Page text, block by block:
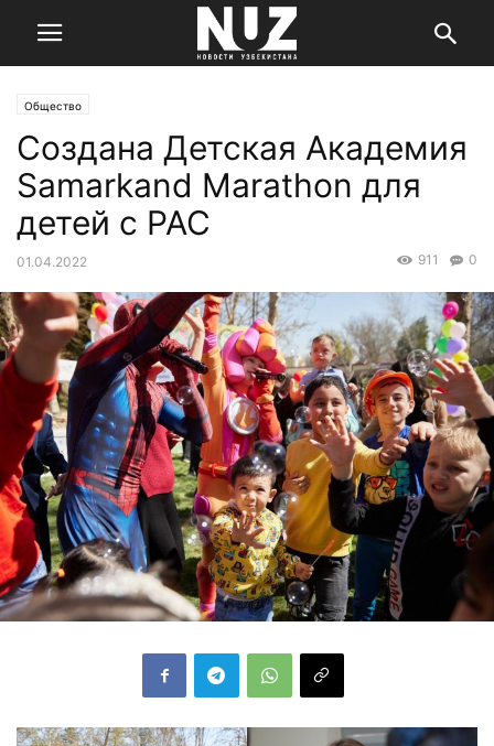
Общество
Cоздана Детская Академия
Samarkand Marathon для
детей с РАС
01.04.2022 0
911